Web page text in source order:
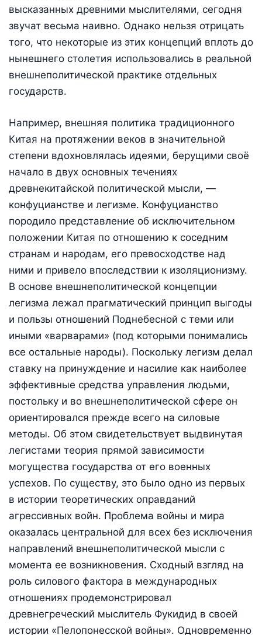
высказанных древними мыслителями, сегодня
звучат весьма наивно. Однако нельзя отрицать
того, что некоторые из этих концепций вплоть до
нынешнего столетия использовались в реальной
внешнеполитической практике отдельных
государств.
Например, внешняя политика традиционного
Китая на протяжении веков в значительной
степени вдохновлялась идеями, берущими своё
начало в двух основных течениях
древнекитайской политической мысли, —
конфуцианстве и легизме. Конфуцианство
породило представление об исключительном
положении Китая по отношению к соседним
странам и народам, его превосходстве над
ними и привело впоследствии к изоляционизму.
В основе внешнеполитической концепции
легизма лежал прагматический принцип выгоды
и пользы отношений Поднебесной с теми или
иными «варварами» (под которыми понимались
все остальные народы). Поскольку легизм делал
ставку на принуждение и насилие как наиболее
эффективные средства управления людьми,
постольку и во внешнеполитической сфере он
ориентировался прежде всего на силовые
методы. Об этом свидетельствует выдвинутая
легистами теория прямой зависимости
могущества государства от его военных
успехов. По существу, это было одно из первых
в истории теоретических оправданий
агрессивных войн. Проблема войны и мира
оказалась центральной для всех без исключения
направлений внешнеполитической мысли с
момента ее возникновения. Сходный взгляд на
роль силового фактора в международных
отношениях продемонстрировал
древнегреческий мыслитель Фукидид в своей
истории «Пелопонесской войны». Одновременно